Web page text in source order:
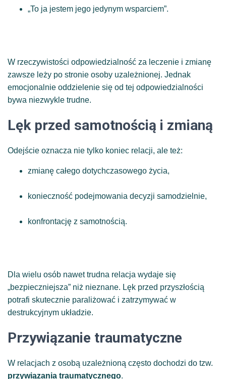
„To ja jestem jego jedynym wsparciem”.
W rzeczywistości odpowiedzialność za leczenie i zmianę
zawsze leży po stronie osoby uzależnionej. Jednak
emocjonalnie oddzielenie się od tej odpowiedzialności
bywa niezwykle trudne.
Lęk przed samotnością i zmianą
Odejście oznacza nie tylko koniec relacji, ale też:
zmianę całego dotychczasowego życia,
konieczność podejmowania decyzji samodzielnie,
konfrontację z samotnością.
Dla wielu osób nawet trudna relacja wydaje się
„bezpieczniejsza” niż nieznane. Lęk przed przyszłością
potrafi skutecznie paraliżować i zatrzymywać w
destrukcyjnym układzie.
Przywiązanie traumatyczne
W relacjach z osobą uzależnioną często dochodzi do tzw.
przywiązania traumatycznego.